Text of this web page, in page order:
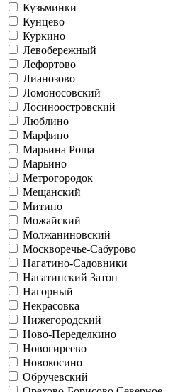
Кузьминки
Кунцево
Куркино
Левобережный
Лефортово
Лианозово
Ломоносовский
Лосиноостровский
Люблино
Марфино
Марьина Роща
Марьино
Метрогородок
Мещанский
Митино
Можайский
Молжаниновский
Москворечье-Сабурово
Нагатино-Садовники
Нагатинский Затон
Нагорный
Некрасовка
Нижегородский
Ново-Переделкино
Новогиреево
Новокосино
Обручевский